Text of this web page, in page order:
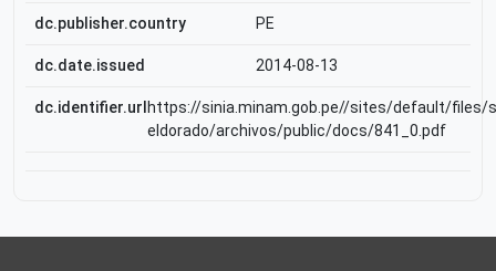
dc.publisher.country PE
dc.date.issued 2014-08-13
dc.identifier.url https://sinia.minam.gob.pe//sites/default/files/
eldorado/archivos/public/docs/841_0.pdf